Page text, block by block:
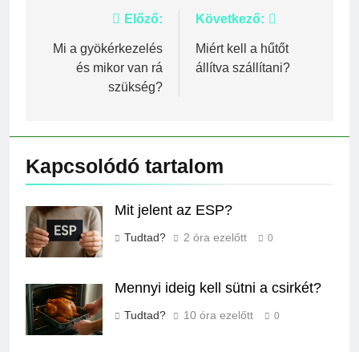
Bejegyzés
navigáció
Előző:
Mi a gyökérkezelés
és mikor van rá
szükség?
Következő:
Miért kell a hűtőt
állítva szállítani?
Kapcsolódó tartalom
Mit jelent az ESP?
Tudtad? 2 óra ezelőtt 0
Mennyi ideig kell sütni a csirkét?
Tudtad? 10 óra ezelőtt 0